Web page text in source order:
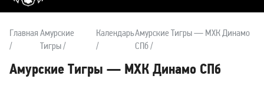
Главная Амурские
Тигры
КалендарьАмурские Тигры — МХК Динамо
СПб
Амурские Тигры — МХК Динамо СПб